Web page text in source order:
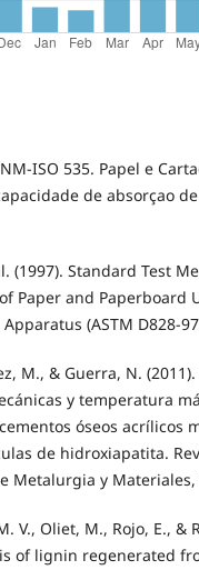
ISO 535. Papel e
de absorçao
(1997). Standard Test
Paper and Paperboard
(ASTM D828-
M., & Guerra, N.
y temperatura
óseos acrílicos
de hidroxiapatita.
Metalurgia y Materiales,
V., Oliet, M., Rojo, E., &
of lignin regenerated